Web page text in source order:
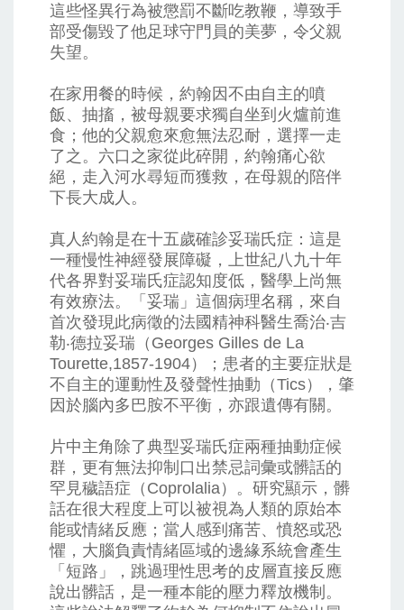
這些怪異行為被懲罰不斷吃教鞭，導致手
部受傷毀了他足球守門員的美夢，令父親
失望。
在家用餐的時候，約翰因不由自主的噴
飯、抽搐，被母親要求獨自坐到火爐前進
食；他的父親愈來愈無法忍耐，選擇一走
了之。六口之家從此碎開，約翰痛心欲
絕，走入河水尋短而獲救，在母親的陪伴
下長大成人。
真人約翰是在十五歲確診妥瑞氏症：這是
一種慢性神經發展障礙，上世紀八九十年
代各界對妥瑞氏症認知度低，醫學上尚無
有效療法。「妥瑞」這個病理名稱，來自
首次發現此病徵的法國精神科醫生喬治‧吉
勒‧德拉妥瑞（Georges Gilles de La
Tourette,1857-1904）；患者的主要症狀是
不自主的運動性及發聲性抽動（Tics），肇
因於腦內多巴胺不平衡，亦跟遺傳有關。
片中主角除了典型妥瑞氏症兩種抽動症候
群，更有無法抑制口出禁忌詞彙或髒話的
罕見穢語症（Coprolalia）。研究顯示，髒
話在很大程度上可以被視為人類的原始本
能或情緒反應；當人感到痛苦、憤怒或恐
懼，大腦負責情緒區域的邊緣系統會產生
「短路」，跳過理性思考的皮層直接反應
說出髒話，是一種本能的壓力釋放機制。